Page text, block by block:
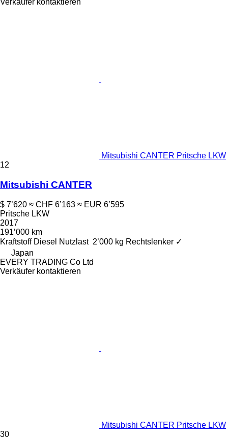
Verkäufer kontaktieren
Mitsubishi CANTER Pritsche LKW
12
Mitsubishi CANTER
$ 7’620 ≈ CHF 6’163 ≈ EUR 6’595
Pritsche LKW
2017
191’000 km
Kraftstoff Diesel Nutzlast 2’000 kg Rechtslenker ✓
Japan
EVERY TRADING Co Ltd
Verkäufer kontaktieren
Mitsubishi CANTER Pritsche LKW
30